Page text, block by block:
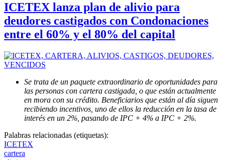
ICETEX lanza plan de alivio para
deudores castigados con Condonaciones
entre el 60% y el 80% del capital
Se trata de un paquete extraordinario de oportunidades para
las personas con cartera castigada, o que están actualmente
en mora con su crédito. Beneficiarios que están al día siguen
recibiendo incentivos, uno de ellos la reducción en la tasa de
interés en un 2%, pasando de IPC + 4% a IPC + 2%.
Palabras relacionadas (etiquetas):
ICETEX
cartera